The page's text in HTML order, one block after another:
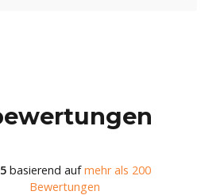
basierend aufmehr als 200
Bewertungen